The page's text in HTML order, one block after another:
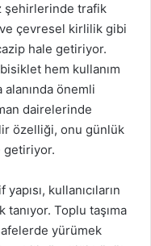
şehirlerinde trafik
ve çevresel kirlilik gibi
hale getiriyor.
hem kullanım
alanında önemli
dairelerinde
özelliği, onu günlük
getiriyor.
kullanıcıların
tanıyor. Toplu taşıma
yürümek